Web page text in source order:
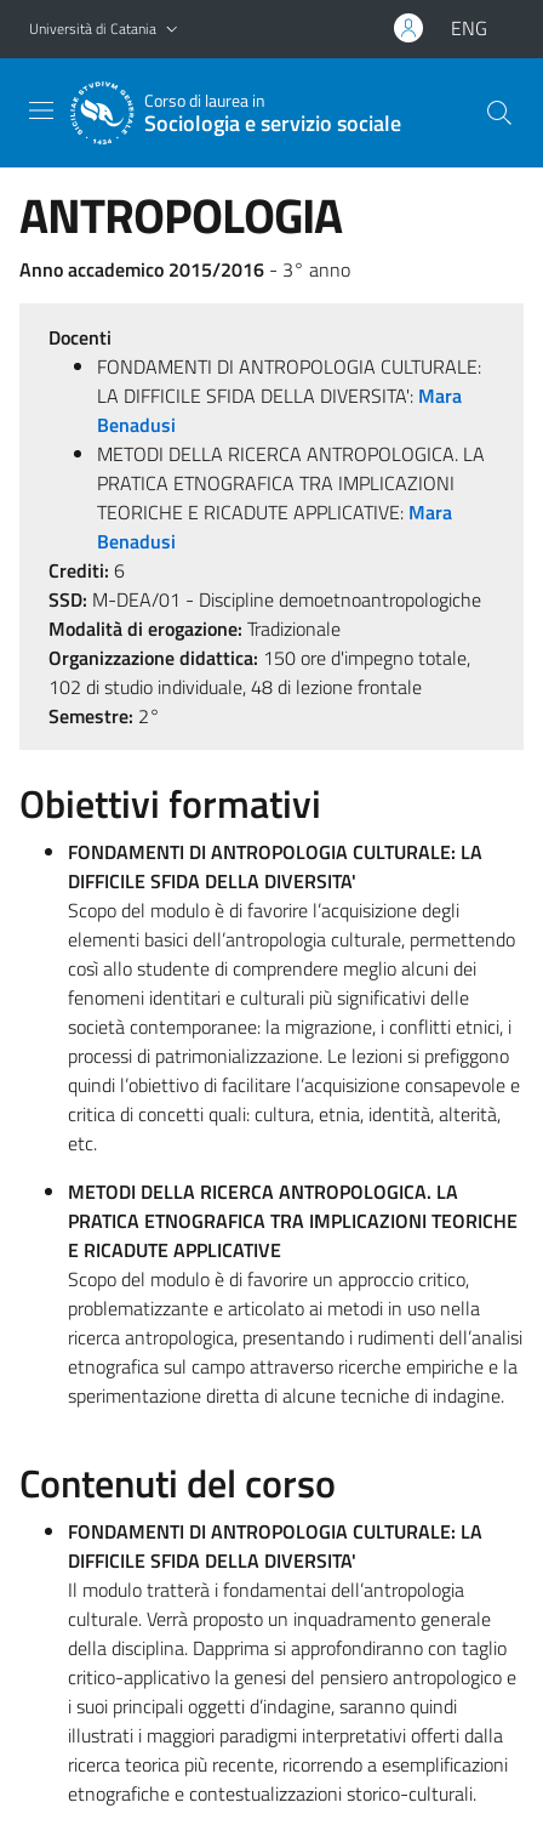
Vai al contenuto principale
Vai al menu di navigazione
Università di Catania ENG
Corso di laurea in
Sociologia e servizio sociale
ANTROPOLOGIA
Anno accademico 2015/2016 - 3° anno
Docenti
FONDAMENTI DI ANTROPOLOGIA CULTURALE:
LA DIFFICILE SFIDA DELLA DIVERSITA': Mara
Benadusi
METODI DELLA RICERCA ANTROPOLOGICA. LA
PRATICA ETNOGRAFICA TRA IMPLICAZIONI
TEORICHE E RICADUTE APPLICATIVE: Mara
Benadusi
Crediti: 6
SSD: M-DEA/01 - Discipline demoetnoantropologiche
Modalità di erogazione: Tradizionale
Organizzazione didattica: 150 ore d'impegno totale,
102 di studio individuale, 48 di lezione frontale
Semestre: 2°
Obiettivi formativi
FONDAMENTI DI ANTROPOLOGIA CULTURALE: LA
DIFFICILE SFIDA DELLA DIVERSITA'
Scopo del modulo è di favorire l’acquisizione degli
elementi basici dell’antropologia culturale, permettendo
così allo studente di comprendere meglio alcuni dei
fenomeni identitari e culturali più significativi delle
società contemporanee: la migrazione, i conflitti etnici, i
processi di patrimonializzazione. Le lezioni si prefiggono
quindi l’obiettivo di facilitare l’acquisizione consapevole e
critica di concetti quali: cultura, etnia, identità, alterità,
etc.
METODI DELLA RICERCA ANTROPOLOGICA. LA
PRATICA ETNOGRAFICA TRA IMPLICAZIONI TEORICHE
E RICADUTE APPLICATIVE
Scopo del modulo è di favorire un approccio critico,
problematizzante e articolato ai metodi in uso nella
ricerca antropologica, presentando i rudimenti dell’analisi
etnografica sul campo attraverso ricerche empiriche e la
sperimentazione diretta di alcune tecniche di indagine.
Contenuti del corso
FONDAMENTI DI ANTROPOLOGIA CULTURALE: LA
DIFFICILE SFIDA DELLA DIVERSITA'
Il modulo tratterà i fondamentai dell’antropologia
culturale. Verrà proposto un inquadramento generale
della disciplina. Dapprima si approfondiranno con taglio
critico-applicativo la genesi del pensiero antropologico e
i suoi principali oggetti d’indagine, saranno quindi
illustrati i maggiori paradigmi interpretativi offerti dalla
ricerca teorica più recente, ricorrendo a esemplificazioni
etnografiche e contestualizzazioni storico-culturali.